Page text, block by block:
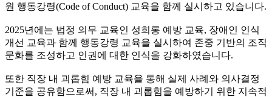
원 행동강령(Code of Conduct) 교육을 함께 실시하고 있습니다.
2025년에는 법정 의무 교육인 성희롱 예방 교육, 장애인 인식
개선 교육과 함께 행동강령 교육을 실시하여 존중 기반의 조직
문화를 조성하고 인권에 대한 인식을 강화하였습니다.
또한 직장 내 괴롭힘 예방 교육을 통해 실제 사례와 의사결정
기준을 공유함으로써, 직장 내 괴롭힘을 예방하기 위한 지속적